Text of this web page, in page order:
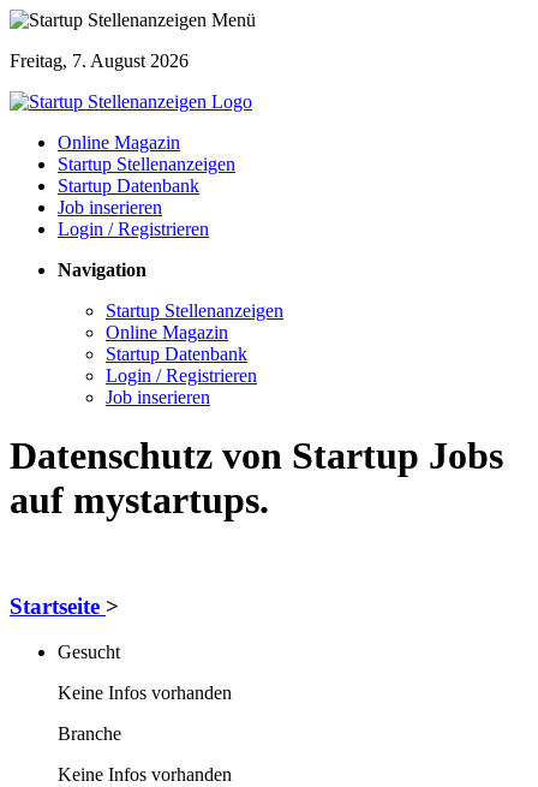
Freitag, 7. August 2026
Online Magazin
Startup Stellenanzeigen
Startup Datenbank
Job inserieren
Login / Registrieren
Navigation
Startup Stellenanzeigen
Online Magazin
Startup Datenbank
Login / Registrieren
Job inserieren
Datenschutz von Startup Jobs
auf mystartups.
Startseite >
Gesucht
Keine Infos vorhanden
Branche
Keine Infos vorhanden